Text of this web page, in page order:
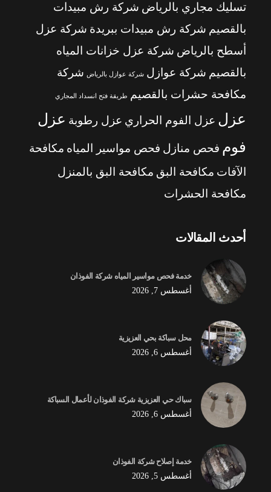
تسليك مجاري بالرياض شركة رش مبيدات
بالقصيم شركة رش مبيدات ببريدة شركة عزل
أسطح بالرياض شركة عزل خزانات المياه
بالقصيم شركة عوازل شركة عوازل بالرياض شركة
مكافحة حشرات بالقصيم طريقة فتح انسداد المجاري
عزل عزل الفوم الحراري عزل رطوبة عزل
فوم فحص منازل فحص مواسير المياه مكافحة
الآفات مكافحة البق مكافحة البق بالمنزل
مكافحة الحشرات
أحدث المقالات
خدمة فحص مواسير المياه شركة الفوذان
أغسطس 7, 2026
محل سباكة بحي العزيزية
أغسطس 6, 2026
سباك حي العزيزية شركة الفوذان لأعمال السباكة
أغسطس 6, 2026
خدمة إصلاح شركة الفوذان
أغسطس 5, 2026